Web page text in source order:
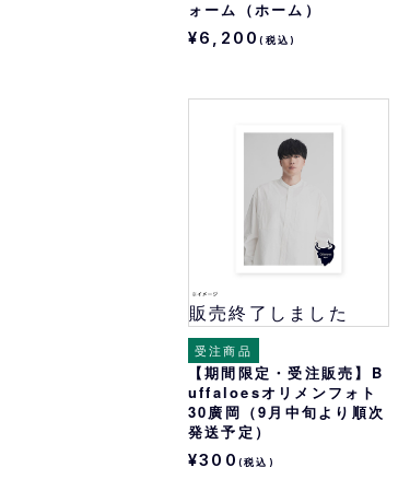
ォーム（ホーム）
¥6,200(税込)
販売終了しました
受注商品
【期間限定・受注販売】B
uffaloesオリメンフォト
30廣岡（9月中旬より順次
発送予定）
¥300 (税込)